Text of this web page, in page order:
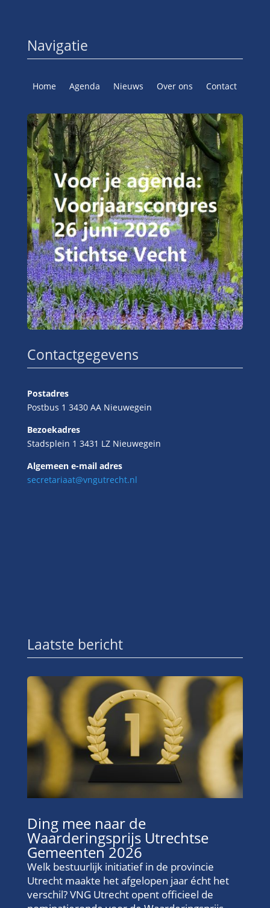
Navigatie
Home Agenda Nieuws Over ons Contact
Contactgegevens
Postadres
Postbus 1 3430 AA Nieuwegein
Bezoekadres
Stadsplein 1 3431 LZ Nieuwegein
Algemeen e-mail adres
secretariaat@vngutrecht.nl
Laatste bericht
Ding mee naar de
Waarderingsprijs Utrechtse
Gemeenten 2026
Welk bestuurlijk initiatief in de provincie
Utrecht maakte het afgelopen jaar écht het
verschil? VNG Utrecht opent officieel de